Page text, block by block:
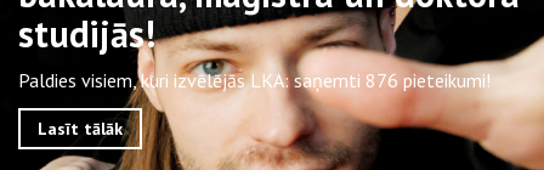
studijās!
Paldies visiem, kuri izvēlējās LKA: saņemti 876 pieteikumi!
Lasīt tālāk